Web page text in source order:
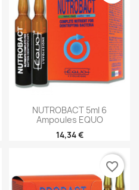
NUTROBACT 5ml 6
Ampoules EQUO
14,34 €
favorite_border